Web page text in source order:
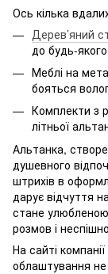
Ось кілька
Дерев’яний
до будь-
Меблі на
бояться
Комплекти з
літньої
Альтанка,
душевного
штрихів в
дарує відчуття
стане
розмов і
На сайті компанії
облаштування